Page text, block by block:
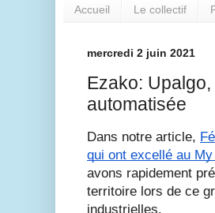
Accueil Le collectif
mercredi 2 juin 2021
Ezako:
automatisée
Dans notre article,
qui ont excellé au
avons rapidement
territoire lors de ce
industrielles.